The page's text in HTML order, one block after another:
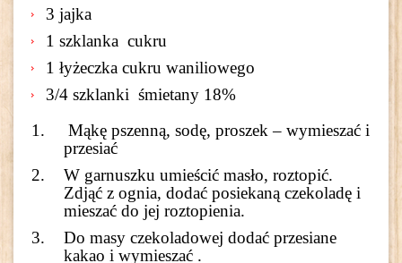
3 jajka
1 szklanka cukru
1 łyżeczka cukru waniliowego
3/4 szklanki śmietany 18%
Mąkę pszenną, sodę, proszek – wymieszać i
przesiać
W garnuszku umieścić masło, roztopić.
Zdjąć z ognia, dodać posiekaną czekoladę i
mieszać do jej roztopienia.
Do masy czekoladowej dodać przesiane
kakao i wymieszać .